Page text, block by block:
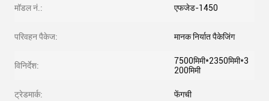
मॉडल नं.: एफजेड-1450
परिवहन पैकेज: मानक निर्यात पैकेजिंग
विनिर्देश:
7500मिमी*2350मिमी*3
200मिमी
ट्रेडमार्क: फेंगची